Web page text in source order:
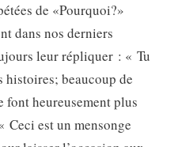
de «Pourquoi?»
dans nos derniers
leur répliquer : « Tu
histoires; beaucoup de
font heureusement plus
est un mensonge